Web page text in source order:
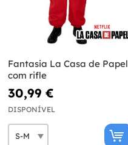
Fantasia La Casa de Papel
com rifle
30,99 €
DISPONÍVEL